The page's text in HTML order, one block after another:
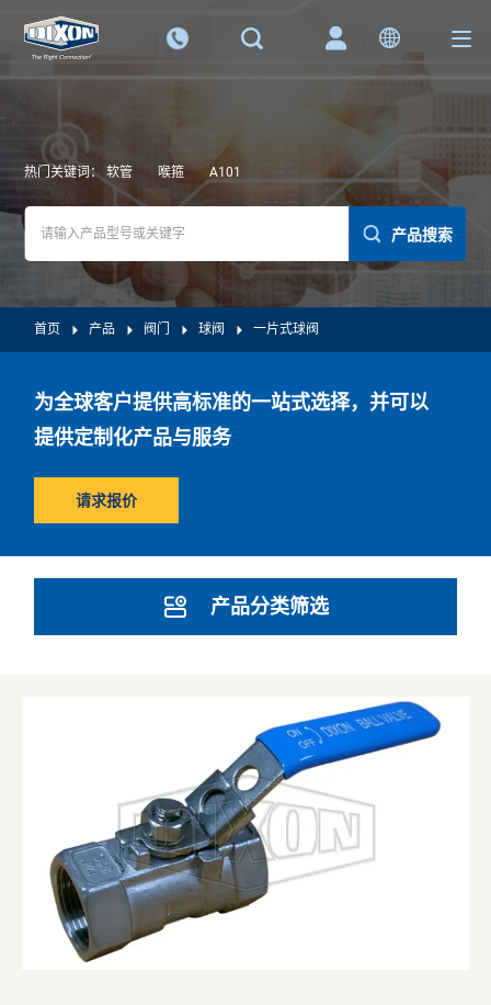
热门关键词：软管 喉箍 A101
产品搜索
首页 产品 阀门 球阀 一片式球阀
为全球客户提供高标准的一站式选择，并可以
提供定制化产品与服务
请求报价
产品分类筛选